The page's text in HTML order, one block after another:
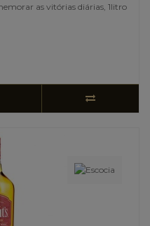
as vitórias diárias, 1litro